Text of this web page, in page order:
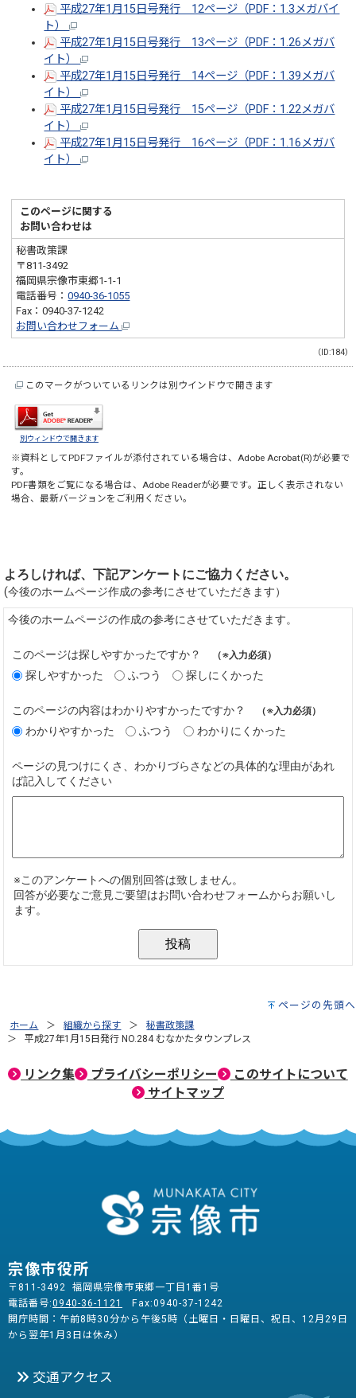
平成27年1月15日号発行 12ページ（PDF：1.3メガバイ
ト）
平成27年1月15日号発行 13ページ（PDF：1.26メガバ
イト）
平成27年1月15日号発行 14ページ（PDF：1.39メガバ
イト）
平成27年1月15日号発行 15ページ（PDF：1.22メガバ
イト）
平成27年1月15日号発行 16ページ（PDF：1.16メガバ
イト）
このページに関する
お問い合わせは
秘書政策課
〒811-3492
福岡県宗像市東郷1-1-1
電話番号：0940-36-1055
Fax：0940-37-1242
お問い合わせフォーム
（ID:184）
このマークがついているリンクは別ウインドウで開きます
別ウィンドウで開きます
※資料としてPDFファイルが添付されている場合は、Adobe Acrobat(R)が必要で
す。
PDF書類をご覧になる場合は、Adobe Readerが必要です。正しく表示されない
場合、最新バージョンをご利用ください。
ページの先頭へ
ホーム 組織から探す
秘書政策課
平成27年1月15日発行 NO.284 むなかたタウンプレス
リンク集 プライバシーポリシー
このサイトについて
サイトマップ
宗像市役所
〒811-3492 福岡県宗像市東郷一丁目1番1号
電話番号:0940-36-1121
Fax:0940-37-1242
開庁時間：午前8時30分から午後5時（土曜日・日曜日、祝日、12月29日
から翌年1月3日は休み）
交通アクセス